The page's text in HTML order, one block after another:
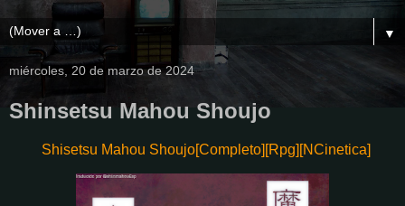
▼
miércoles, 20 de marzo de 2024
Shinsetsu Mahou Shoujo
Shisetsu Mahou Shoujo[Completo][Rpg][NCinetica]